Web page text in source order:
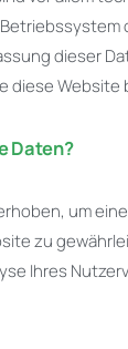
dieser
diese
Daten?
um
zu
Ihres